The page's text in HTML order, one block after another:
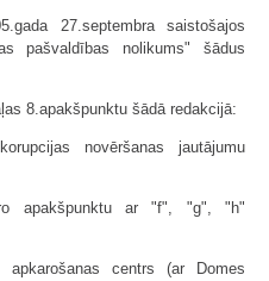
27.septembra saistošajos
pašvaldības nolikums" šādus
8.apakš­punktu šādā redakcijā:
novēršanas jautājumu
apakšpunktu ar "f", "g", "h"
centrs (ar Domes